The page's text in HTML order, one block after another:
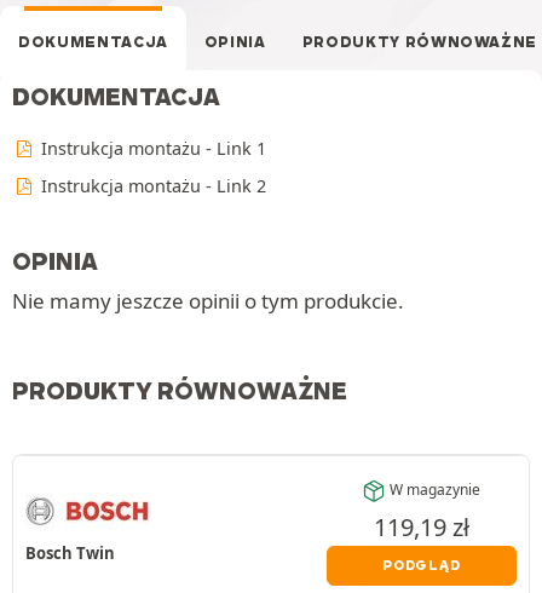
DOKUMENTACJA OPINIA PRODUKTY RÓWNOWAŻNE
DOKUMENTACJA
Instrukcja montażu - Link 1
Instrukcja montażu - Link 2
OPINIA
Nie mamy jeszcze opinii o tym produkcie.
PRODUKTY RÓWNOWAŻNE
Bosch Twin
W magazynie
119,19zł
PODGLĄD